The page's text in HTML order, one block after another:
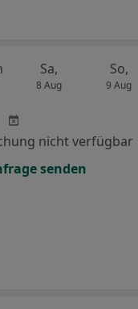
Sa,
8 Aug
So,
9 Aug
nicht verfügbar
senden